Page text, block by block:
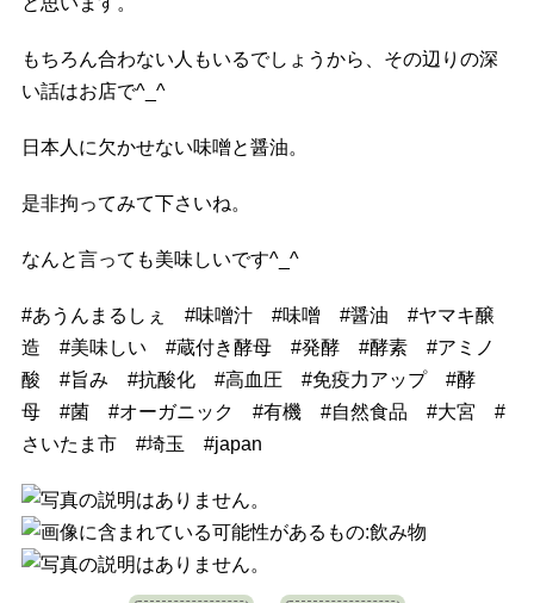
もちろん合わない人もいるでしょうから、その辺りの深
い話はお店で^_^
日本人に欠かせない味噌と醤油。
是非拘ってみて下さいね。
なんと言っても美味しいです^_^
#あうんまるしぇ #味噌汁 #味噌 #醤油 #ヤマキ醸
造
#美味しい #蔵付き酵母 #発酵 #酵素 #アミノ
酸
#旨み #抗酸化 #高血圧 #免疫力アップ #酵
母
#菌 #オーガニック #有機 #自然食品 #大宮
#
さいたま市
#埼玉 #japan